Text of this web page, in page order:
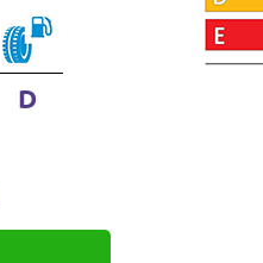
D